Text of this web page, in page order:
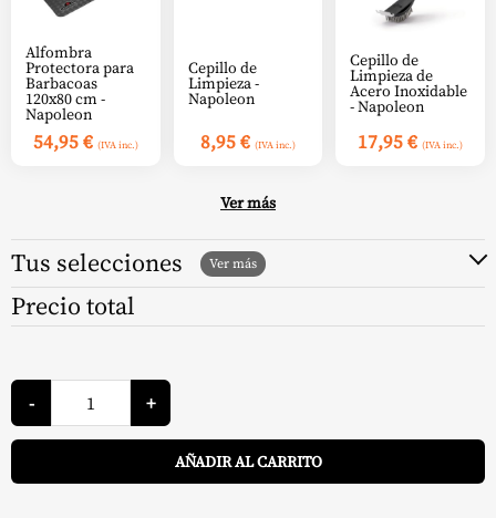
Alfombra
Protectora para
Barbacoas
120x80 cm -
Napoleon
54,95€ (IVA inc.)
Cepillo de
Limpieza -
Napoleon
8,95€ (IVA inc.)
Cepillo de
Limpieza de
Acero Inoxidable
- Napoleon
17,95€ (IVA inc.)
Ver más
Tus selecciones
Precio total
-
Bandejas
Antigoteo
Prestige
Pro
-
+
AÑADIR AL CARRITO